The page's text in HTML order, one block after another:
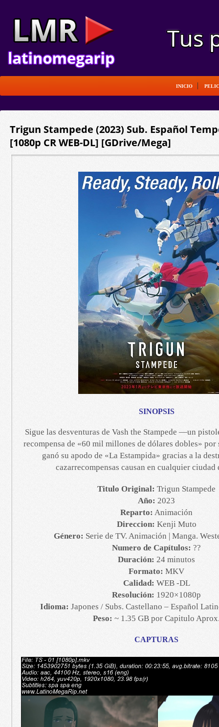
INICIO
Trigun Stampede (2023) Sub. Español
[1080p CR WEB-DL] [GDrive/Mega]
SINOPSIS
Sigue las desventuras de Vash the Stampede —un
recompensa de «60 mil millones de dólares dobles» por
ganó su apodo de «La Estampida» gracias a la
cazarrecompensas causan en cualquier ciudad
Titulo Original: Trigun Stampede
Año: 2023
Reparto: Animación
Direccion: Kenji Muto
Género: Serie de TV. Animación | Manga.
Numero de Capítulos: ??
Duración: 24 minutos
Formato: MKV
Calidad: WEB -DL
Resolución: 1920×1080p
Idioma: Japones / Subs. Castellano – Español
Peso: ~ 1.35 GB por Capitulo
CAPTURAS